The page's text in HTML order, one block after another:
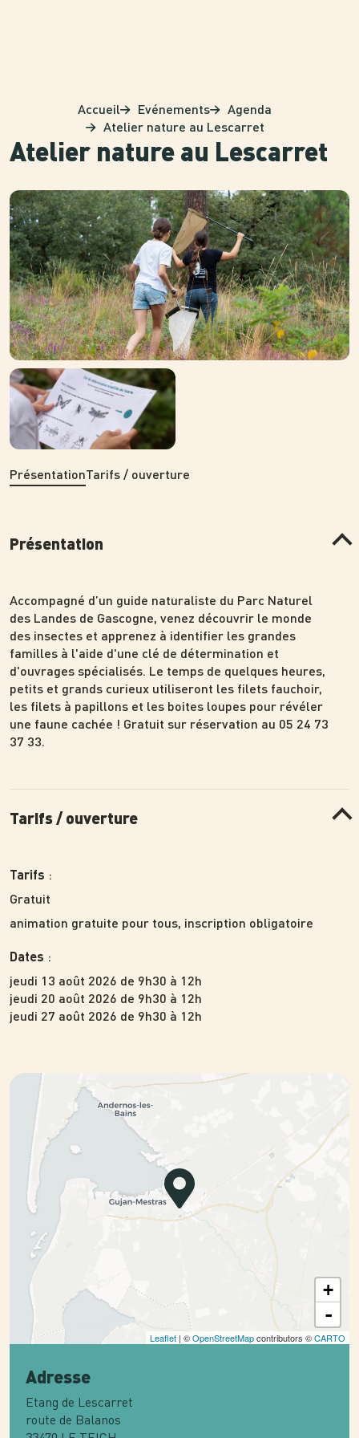
Atelier nature au Lescarret
Accueil Evénements
Agenda
Atelier nature au Lescarret
Photo
Photo
PrésentationTarifs / ouverture
Présentation
Accompagné d’un guide naturaliste du Parc Naturel
des Landes de Gascogne, venez découvrir le monde
des insectes et apprenez à identifier les grandes
familles à l'aide d'une clé de détermination et
d'ouvrages spécialisés. Le temps de quelques heures,
petits et grands curieux utiliseront les filets fauchoir,
les filets à papillons et les boites loupes pour révéler
une faune cachée ! Gratuit sur réservation au 05 24 73
37 33.
Tarifs / ouverture
Tarifs :
Gratuit
animation gratuite pour tous, inscription obligatoire
Dates :
jeudi 13 août 2026 de 9h30 à 12h
jeudi 20 août 2026 de 9h30 à 12h
jeudi 27 août 2026 de 9h30 à 12h
+
-
Leaflet | ©OpenStreetMapcontributors ©CARTO
Adresse
Etang de Lescarret
route de Balanos